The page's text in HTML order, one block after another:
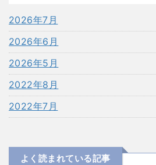
2026年7月
2026年6月
2026年5月
2022年8月
2022年7月
よく読まれている記事